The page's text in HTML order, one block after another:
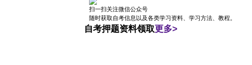
扫一扫关注微信公众号
随时获取自考信息以及各类学习资料、学习方法、教程。
自考押题资料领取更多>